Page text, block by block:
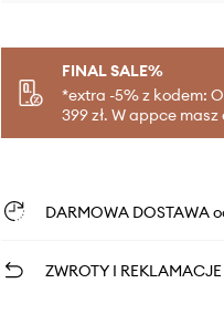
FINAL SALE%
*extra -5% z kodem:
399 zł. W appce masz
DARMOWA DOSTAWA
ZWROTY I REKLAMACJE